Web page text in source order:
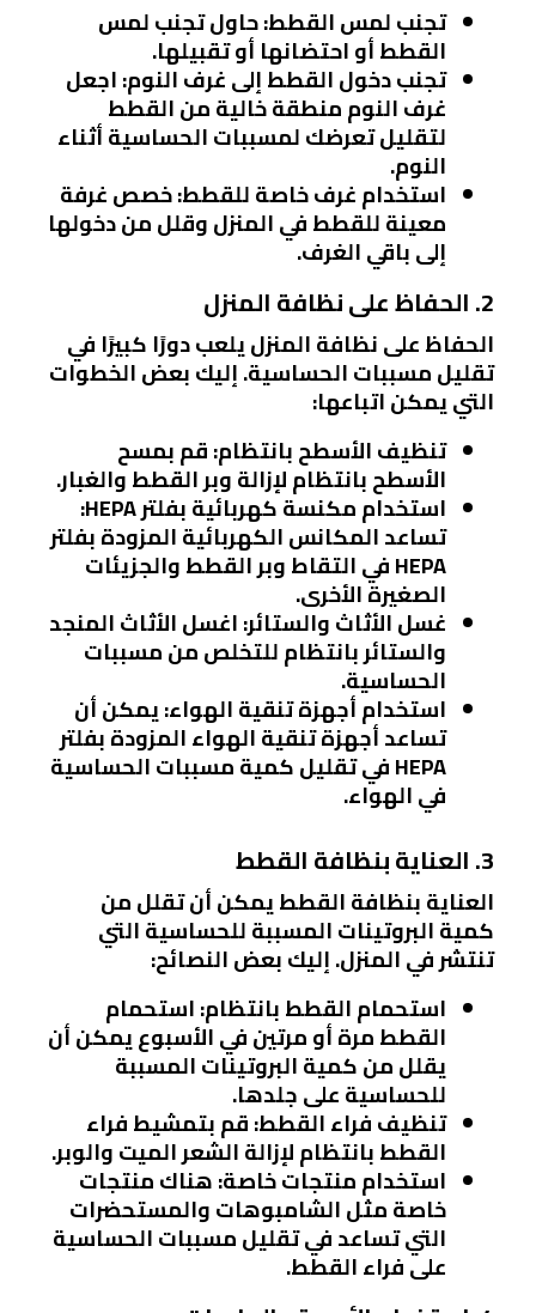
تجنب لمس القطط: حاول تجنب لمس
القطط أو احتضانها أو تقبيلها.
تجنب دخول القطط إلى غرف النوم: اجعل
غرف النوم منطقة خالية من القطط
لتقليل تعرضك لمسببات الحساسية أثناء
النوم.
استخدام غرف خاصة للقطط: خصص غرفة
معينة للقطط في المنزل وقلل من دخولها
إلى باقي الغرف.
2. الحفاظ على نظافة المنزل
الحفاظ على نظافة المنزل يلعب دورًا كبيرًا في
تقليل مسببات الحساسية. إليك بعض الخطوات
التي يمكن اتباعها:
تنظيف الأسطح بانتظام: قم بمسح
الأسطح بانتظام لإزالة وبر القطط والغبار.
استخدام مكنسة كهربائية بفلتر HEPA :
تساعد المكانس الكهربائية المزودة بفلتر
HEPA في التقاط وبر القطط والجزيئات
الصغيرة الأخرى.
غسل الأثاث والستائر: اغسل الأثاث المنجد
والستائر بانتظام للتخلص من مسببات
الحساسية.
استخدام أجهزة تنقية الهواء: يمكن أن
تساعد أجهزة تنقية الهواء المزودة بفلتر
HEPA في تقليل كمية مسببات الحساسية
في الهواء.
3. العناية بنظافة القطط
العناية بنظافة القطط يمكن أن تقلل من
كمية البروتينات المسببة للحساسية التي
تنتشر في المنزل. إليك بعض النصائح:
استحمام القطط بانتظام: استحمام
القطط مرة أو مرتين في الأسبوع يمكن أن
يقلل من كمية البروتينات المسببة
للحساسية على جلدها.
تنظيف فراء القطط: قم بتمشيط فراء
القطط بانتظام لإزالة الشعر الميت والوبر.
استخدام منتجات خاصة: هناك منتجات
خاصة مثل الشامبوهات والمستحضرات
التي تساعد في تقليل مسببات الحساسية
على فراء القطط.